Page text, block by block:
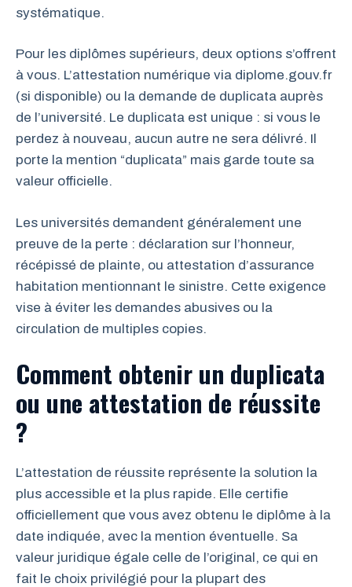
systématique.
Pour les diplômes supérieurs, deux options s’offrent
à vous. L’attestation numérique via diplome.gouv.fr
(si disponible) ou la demande de duplicata auprès
de l’université. Le duplicata est unique : si vous le
perdez à nouveau, aucun autre ne sera délivré. Il
porte la mention “duplicata” mais garde toute sa
valeur officielle.
Les universités demandent généralement une
preuve de la perte : déclaration sur l’honneur,
récépissé de plainte, ou attestation d’assurance
habitation mentionnant le sinistre. Cette exigence
vise à éviter les demandes abusives ou la
circulation de multiples copies.
Comment obtenir un duplicata
ou une attestation de réussite
?
L’attestation de réussite représente la solution la
plus accessible et la plus rapide. Elle certifie
officiellement que vous avez obtenu le diplôme à la
date indiquée, avec la mention éventuelle. Sa
valeur juridique égale celle de l’original, ce qui en
fait le choix privilégié pour la plupart des